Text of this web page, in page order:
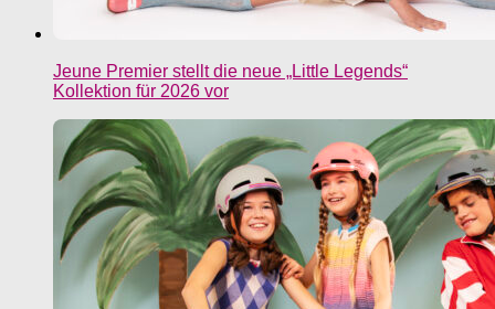
Jeune Premier stellt die neue „Little Legends“
Kollektion für 2026 vor